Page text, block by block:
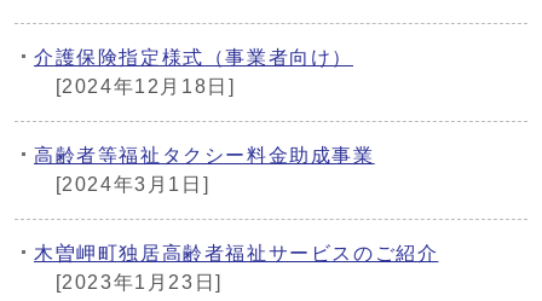
介護保険指定様式（事業者向け）
[2024年12月18日]
高齢者等福祉タクシー料金助成事業
[2024年3月1日]
木曽岬町独居高齢者福祉サービスのご紹介
[2023年1月23日]